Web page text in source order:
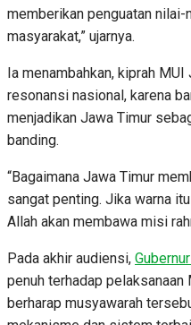
memberikan penguatan
masyarakat,” ujarnya.
Ia menambahkan, kiprah
resonansi nasional, karena
menjadikan Jawa Timur
banding.
“Bagaimana Jawa Timur
sangat penting. Jika warna
Allah akan membawa misi
Pada akhir audiensi,
penuh terhadap
berharap musyawarah